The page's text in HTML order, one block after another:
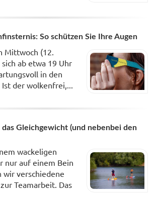
So schützen Sie Ihre Augen
Mittwoch (12.
ab etwa 19 Uhr
in den
der wolkenfrei,...
Gleichgewicht (und nebenbei den
wackeligen
nur auf einem Bein
wir verschiedene
Teamarbeit. Das